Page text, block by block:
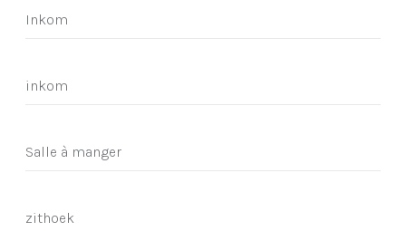
Inkom
inkom
Salle à manger
zithoek